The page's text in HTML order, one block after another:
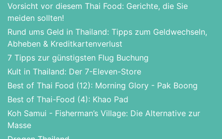
Vorsicht vor diesem Thai Food: Gerichte, die Sie
meiden sollten!
Rund ums Geld in Thailand: Tipps zum Geldwechseln,
Abheben & Kreditkartenverlust
7 Tipps zur günstigsten Flug Buchung
Kult in Thailand: Der 7-Eleven-Store
Best of Thai Food (12): Morning Glory - Pak Boong
Best of Thai-Food (4): Khao Pad
Koh Samui - Fisherman’s Village: Die Alternative zur
Masse